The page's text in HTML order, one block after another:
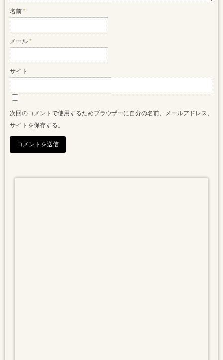
名前 *
メール *
サイト
次回のコメントで使用するためブラウザーに自分の名前、メールアドレス、
サイトを保存する。